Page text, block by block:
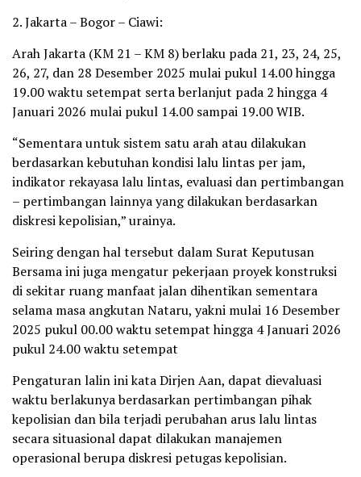
2. Jakarta – Bogor – Ciawi:
Arah Jakarta (KM 21 – KM 8) berlaku pada 21, 23, 24, 25,
26, 27, dan 28 Desember 2025 mulai pukul 14.00 hingga
19.00 waktu setempat serta berlanjut pada 2 hingga 4
Januari 2026 mulai pukul 14.00 sampai 19.00 WIB.
“Sementara untuk sistem satu arah atau dilakukan
berdasarkan kebutuhan kondisi lalu lintas per jam,
indikator rekayasa lalu lintas, evaluasi dan pertimbangan
– pertimbangan lainnya yang dilakukan berdasarkan
diskresi kepolisian,” urainya.
Seiring dengan hal tersebut dalam Surat Keputusan
Bersama ini juga mengatur pekerjaan proyek konstruksi
di sekitar ruang manfaat jalan dihentikan sementara
selama masa angkutan Nataru, yakni mulai 16 Desember
2025 pukul 00.00 waktu setempat hingga 4 Januari 2026
pukul 24.00 waktu setempat
Pengaturan lalin ini kata Dirjen Aan, dapat dievaluasi
waktu berlakunya berdasarkan pertimbangan pihak
kepolisian dan bila terjadi perubahan arus lalu lintas
secara situasional dapat dilakukan manajemen
operasional berupa diskresi petugas kepolisian.